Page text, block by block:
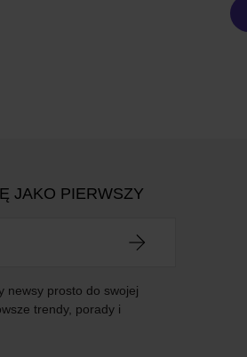
JAKO PIERWSZY
newsy prosto do swojej
trendy, porady i